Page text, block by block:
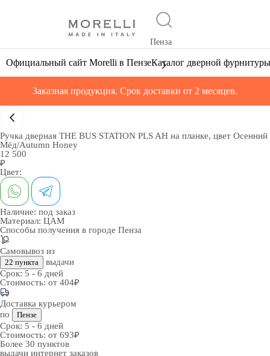
Пенза
Официальный сайт Morelli в ПензеКаталог дверной фурнитуры
Заказная продукция. Срок доставки от 2 месяцев.
Ручка дверная THE BUS STATION PLS AH на планке, цвет Осенний
Мёд/Autumn Honey
12 500
₽
Цвет:
Наличие: под заказ
Материал: ЦАМ
Способы получения в городе Пенза
Самовывоз из
22 пункта
выдачи
Срок: 5 - 6 дней
Стоимость: от 404₽
Доставка курьером
по
Пензе
Срок: 5 - 6 дней
Стоимость: от 693₽
Более 30 пунктов
выдачи интернет заказов